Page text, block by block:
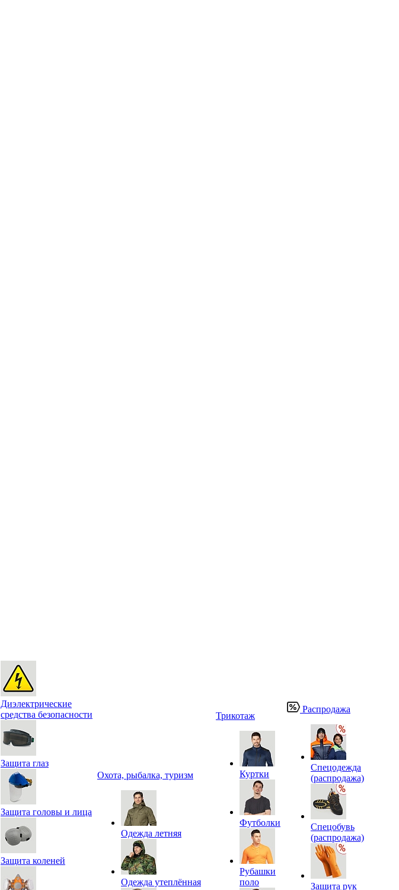
Диэлектрические
средства безопасности
Защита глаз
Защита головы и лица
Защита коленей
Охота, рыбалка, туризм
Одежда летняя
Одежда утеплённая
Трикотаж
Куртки
Футболки
Рубашки
поло
Распродажа
Спецодежда
(распродажа)
Спецобувь
(распродажа)
Защита рук